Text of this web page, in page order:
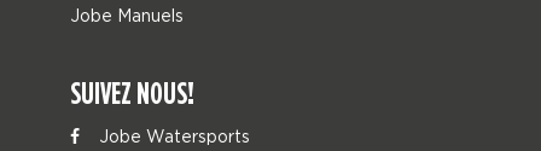
Jobe Manuels
SUIVEZ NOUS!
Jobe Watersports